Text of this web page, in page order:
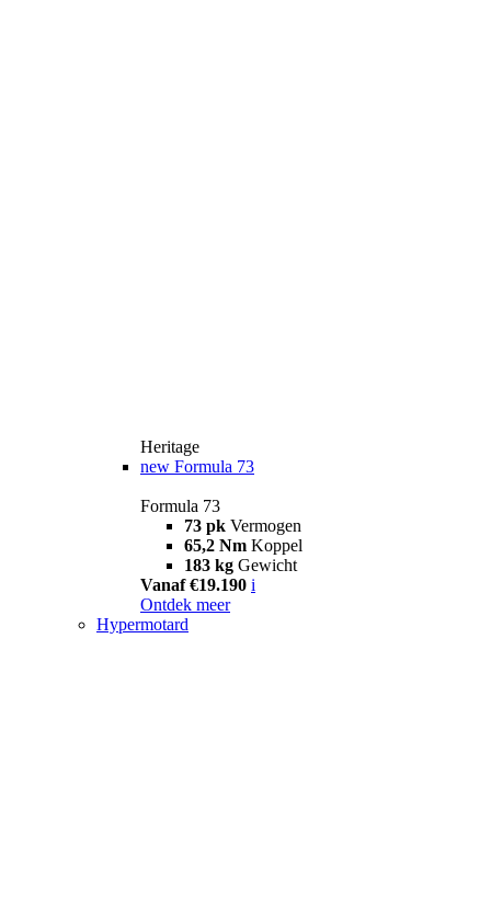
Heritage
new Formula 73
Formula 73
73 pk Vermogen
65,2 Nm Koppel
183 kg Gewicht
Vanaf €19.190 i
Ontdek meer
Hypermotard